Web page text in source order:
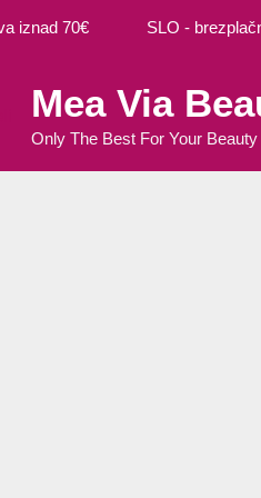
iznad 70€ SLO -
Mea Via
Only The Best For Your Beauty